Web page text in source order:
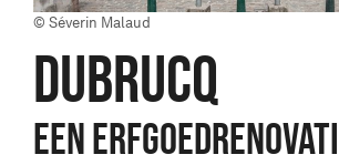
© Séverin Malaud
DUBRUCQ
Een